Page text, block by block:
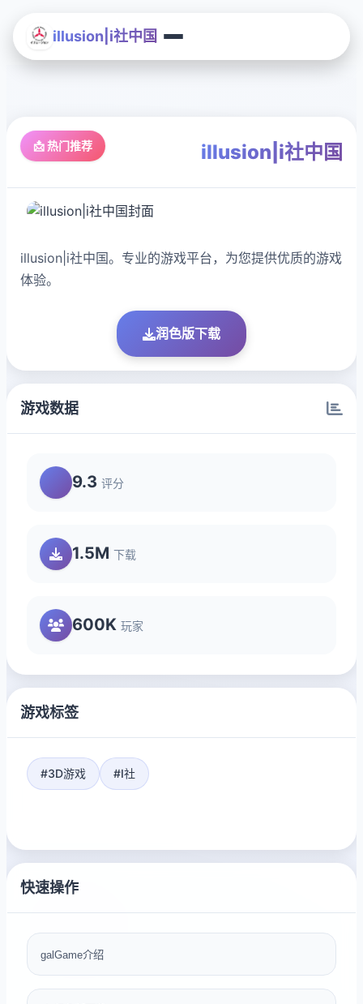
illusion|i社中国
📩 热门推荐 illusion|i社中国
illusion|i社中国。专业的游戏平台，为您提供优质的游戏
体验。
润色版下载
游戏数据
9.3 评分
1.5M 下载
600K 玩家
游戏标签
#3D游戏 #I社
快速操作
galGame介绍